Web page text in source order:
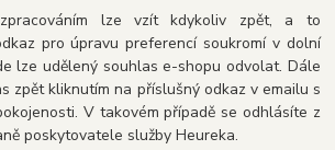
lze vzít kdykoliv zpět, a to
pro úpravu preferencí soukromí v dolní
lze udělený souhlas e-shopu odvolat. Dále
zpět kliknutím na příslušný odkaz v emailu s
V takovém případě se odhlásíte z
poskytovatele služby Heureka.